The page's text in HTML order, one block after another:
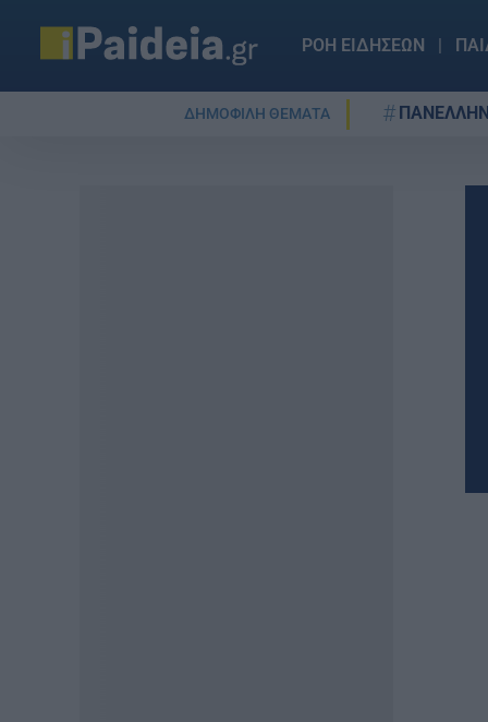
ΡΟΗ ΕΙΔΗΣΕΩΝ
ΔΗΜΟΦΙΛΗ ΘΕΜΑΤΑ